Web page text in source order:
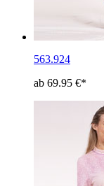
563.924
ab 69.95 €*